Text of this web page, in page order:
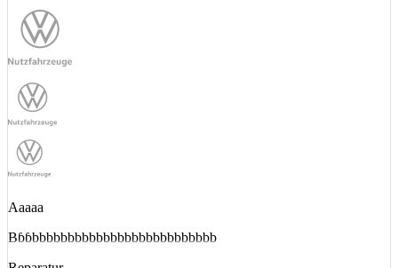
Aaaaa
Bɓɓbbbbbbbbbbbbbbbbbbbbbbbbbb